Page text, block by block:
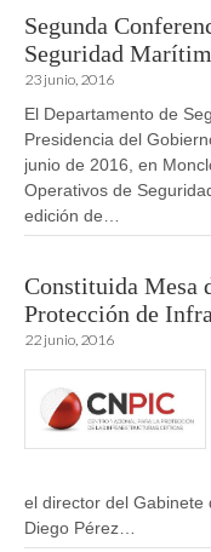
Segunda
Seguridad
23 junio, 2016
El Departamento de
Presidencia del
junio de 2016, en
Operativos de
edición de…
Constituida Mesa
Protección de
22 junio, 2016
el director del Gabinete
Diego Pérez…